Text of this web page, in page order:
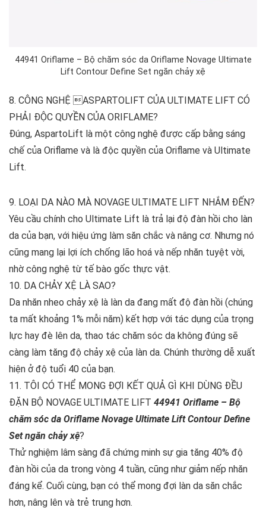
44941 Oriflame – Bộ chăm sóc da Oriflame Novage Ultimate
Lift Contour Define Set ngăn chảy xệ
8. CÔNG NGHỆ ASPARTOLIFT CỦA ULTIMATE LIFT CÓ
PHẢI ĐỘC QUYỀN CỦA ORIFLAME?
Đúng, AspartoLift là một công nghệ được cấp bằng sáng
chế của Oriflame và là độc quyền của Oriflame và Ultimate
Lift.
9. LOẠI DA NÀO MÀ NOVAGE ULTIMATE LIFT NHẮM ĐẾN?
Yêu cầu chính cho Ultimate Lift là trả lại độ đàn hồi cho làn
da của bạn, với hiệu ứng làm săn chắc và nâng cơ. Nhưng nó
cũng mang lại lợi ích chống lão hoá và nếp nhăn tuyệt vời,
nhờ công nghệ từ tế bào gốc thực vật.
10. DA CHẢY XỆ LÀ SAO?
Da nhăn nheo chảy xệ là làn da đang mất độ đàn hồi (chúng
ta mất khoảng 1% mỗi năm) kết hợp với tác dụng của trọng
lực hay đè lên da, thao tác chăm sóc da không đúng sẽ
càng làm tăng độ chảy xệ của làn da. Chúnh thường dễ xuất
hiện ở độ tuổi 40 của bạn.
11. TÔI CÓ THỂ MONG ĐỢI KẾT QUẢ GÌ KHI DÙNG ĐỀU
ĐẶN BỘ NOVAGE ULTIMATE LIFT 44941 Oriflame – Bộ
chăm sóc da Oriflame Novage Ultimate Lift Contour Define
Set ngăn chảy xệ?
Thử nghiệm lâm sàng đã chứng minh sự gia tăng 40% độ
đàn hồi của da trong vòng 4 tuần, cũng như giảm nếp nhăn
đáng kể. Cuối cùng, bạn có thể mong đợi làn da săn chắc
hơn, nâng lên và trẻ trung hơn.